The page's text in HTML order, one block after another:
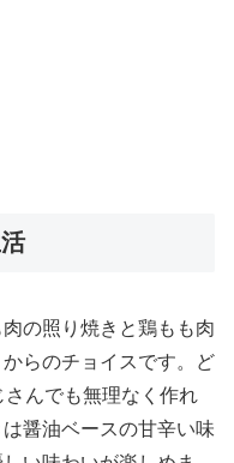
の照り焼きと鶏もも肉
らのチョイスです。ど
んでも無理なく作れ
醤油ベースの甘辛い味